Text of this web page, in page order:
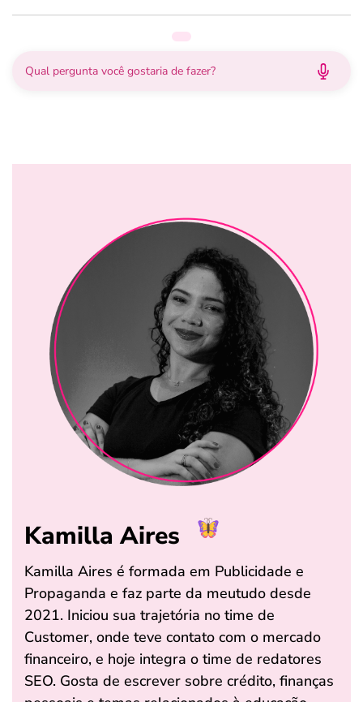
Kamilla Aires
Kamilla Aires é formada em Publicidade e
Propaganda e faz parte da meutudo desde
2021. Iniciou sua trajetória no time de
Customer, onde teve contato com o mercado
financeiro, e hoje integra o time de redatores
SEO. Gosta de escrever sobre crédito, finanças